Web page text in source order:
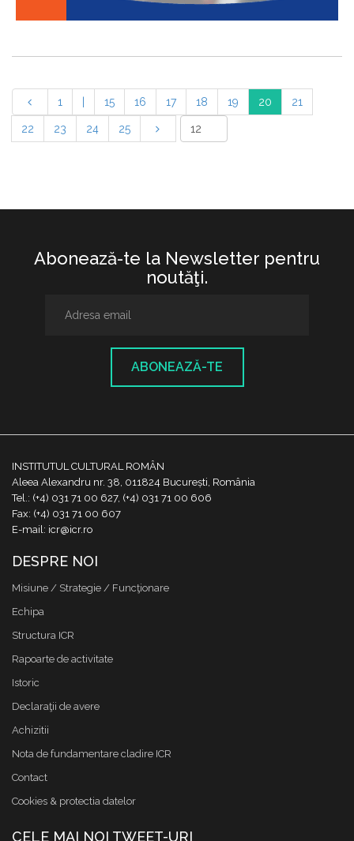
1 15 16 17 18 19 20 21
22 23 24 25
Abonează-te la Newsletter pentru
noutăţi.
ABONEAZĂ-TE
INSTITUTUL CULTURAL ROMÂN
Aleea Alexandru nr. 38, 011824 București, România
Tel.: (+4) 031 71 00 627, (+4) 031 71 00 606
Fax: (+4) 031 71 00 607
E-mail: icr@icr.ro
DESPRE NOI
Misiune / Strategie / Funcţionare
Echipa
Structura ICR
Rapoarte de activitate
Istoric
Declaraţii de avere
Achizitii
Nota de fundamentare cladire ICR
Contact
Cookies & protectia datelor
CELE MAI NOI TWEET-URI